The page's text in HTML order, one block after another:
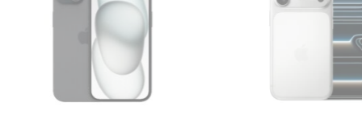
HDR
Stabilizacija slike
Maks. video rezolucija